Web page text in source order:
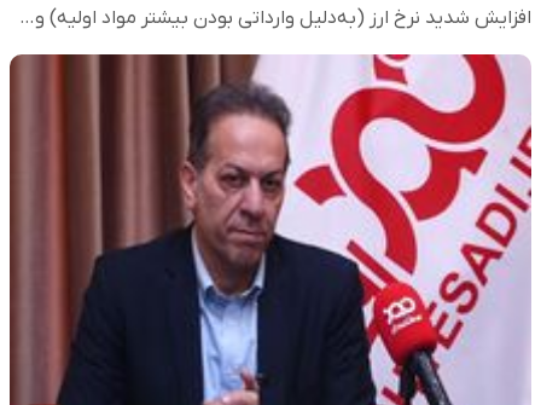
افزایش شدید نرخ ارز (به‌دلیل وارداتی بودن بیشتر مواد اولیه) و…